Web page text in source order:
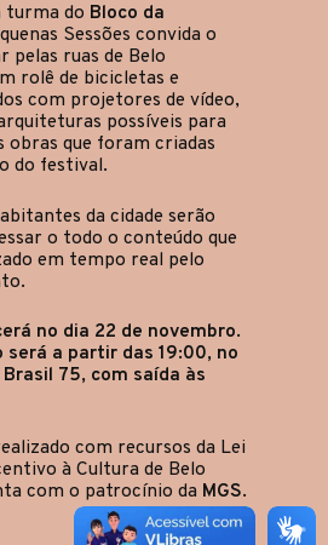
turma do Bloco da
Sessões convida o
pelas ruas de Belo
rolê de bicicletas e
com projetores de vídeo,
possíveis para
obras que foram criadas
do festival.
da cidade serão
o todo o conteúdo que
em tempo real pelo
no dia 22 de novembro.
será a partir das 19:00, no
Brasil 75, com saída às
com recursos da Lei
à Cultura de Belo
com o patrocínio da MGS.